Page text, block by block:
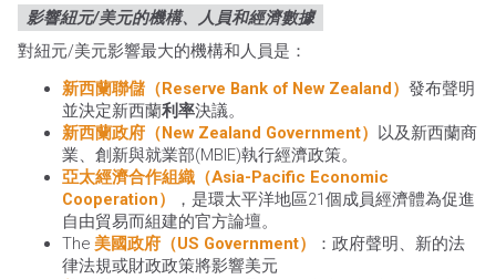
影響紐元/美元的機構、人員和經濟數據
對紐元/美元影響最大的機構和人員是：
新西蘭聯儲（Reserve Bank of New Zealand） 發布聲明
並決定新西蘭利率決議。
新西蘭政府（New Zealand Government）
以及新西蘭商
業、創新與就業部(MBIE)執行經濟政策。
亞太經濟合作組織（Asia-Pacific Economic
Cooperation）
，是環太平洋地區21個成員經濟體為促進
自由貿易而組建的官方論壇。
The 美國政府（US Government）
：政府聲明、新的法
律法規或財政政策將影響美元